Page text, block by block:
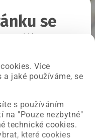
Více
jaké používáme, se
s používáním
na "Pouze nezbytné"
technické cookies.
které cookies
se
už ji opravujeme.
stránku.
Úvodní strana